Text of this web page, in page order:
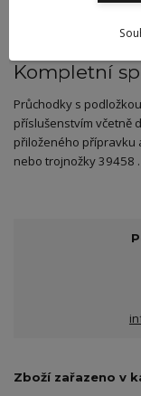
Kompletní
Průchodky s
příslušenstvím včetně
přiloženého přípravku
nebo trojnožky 39458
Zboží zařazeno v